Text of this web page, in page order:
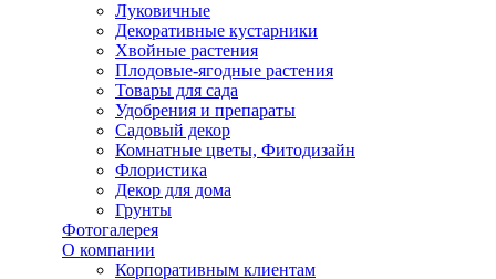
Луковичные
Декоративные кустарники
Хвойные растения
Плодовые-ягодные растения
Товары для сада
Удобрения и препараты
Садовый декор
Комнатные цветы, Фитодизайн
Флористика
Декор для дома
Грунты
Фотогалерея
О компании
Корпоративным клиентам